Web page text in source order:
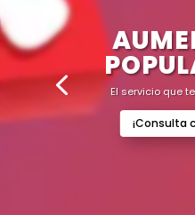
El servicio que
¡Consulta